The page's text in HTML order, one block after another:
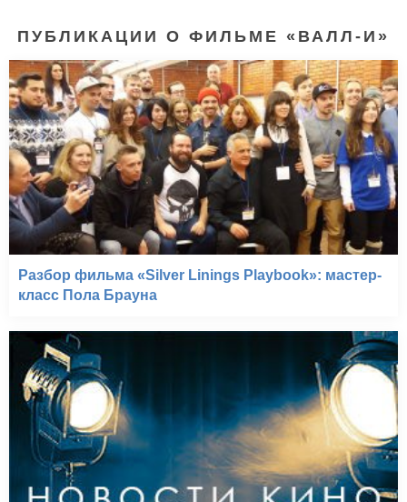
ПУБЛИКАЦИИ О ФИЛЬМЕ «ВАЛЛ-И»
Разбор фильма «Silver Linings Playbook»: мастер-
класс Пола Брауна